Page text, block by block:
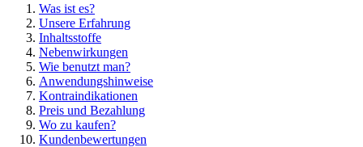
Was ist es?
Unsere Erfahrung
Inhaltsstoffe
Nebenwirkungen
Wie benutzt man?
Anwendungshinweise
Kontraindikationen
Preis und Bezahlung
Wo zu kaufen?
Kundenbewertungen